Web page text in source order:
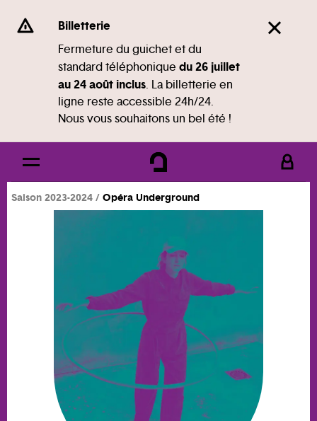
Se rendre au
Contenu principal
Pied de page
Billetterie
Fermeture du guichet et du
standard téléphonique du 26 juillet
au 24 août inclus. La billetterie en
ligne reste accessible 24h/24.
Nous vous souhaitons un bel été !
Saison 2023-2024 Opéra Underground